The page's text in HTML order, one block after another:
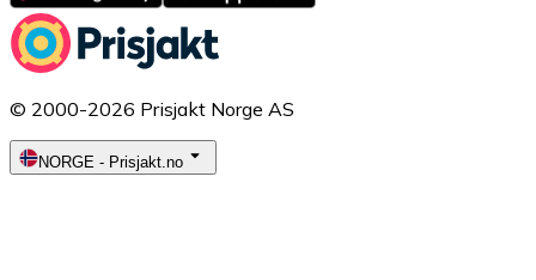
© 2000-2026 Prisjakt Norge AS
NORGE - Prisjakt.no